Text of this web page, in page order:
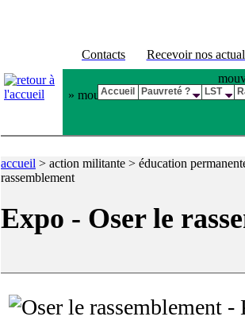
Contacts
Recevoir nos
» mouvement de rassemblement
accueil > action militante > éducation
rassemblement
Expo - Oser le
Accueil Pauvreté ? LST